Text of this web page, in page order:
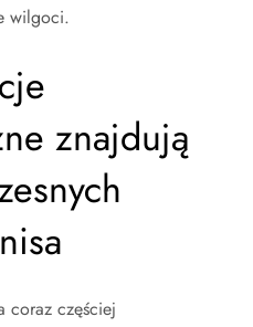
wilgoci.
znajdują
coraz częściej